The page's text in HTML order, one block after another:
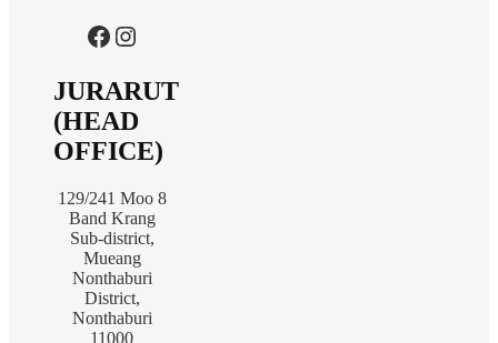
https://www.facebook.com/jurarutofficial?mibextid=LQQJ4d
Instagram
JURARUT
(HEAD
OFFICE)
129/241 Moo 8
Band Krang
Sub-district,
Mueang
Nonthaburi
District,
Nonthaburi
11000